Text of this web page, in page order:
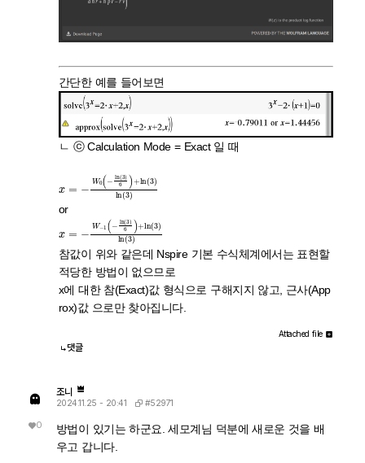
간단한 예를 들어보면
ㄴ ⓒ Calculation Mode = Exact 일 때
x =− W0(−ln(3)6)+
(3)ln 3)
or
x =− W−1(−ln(3)6)+
(3)ln 3)
참값이 위와 같은데 Nspire 기본 수식체계에서는 표현할
적당한 방법이 없으므로
x에 대한 참(Exact)값 형식으로 구해지지 않고, 근사(App
rox)값 으로만 찾아집니다.
Attached file
댓글
0
조니
2024.11.25 - 20:41 #52971
방법이 있기는 하군요. 세모계님 덕분에 새로운 것을 배
우고 갑니다.